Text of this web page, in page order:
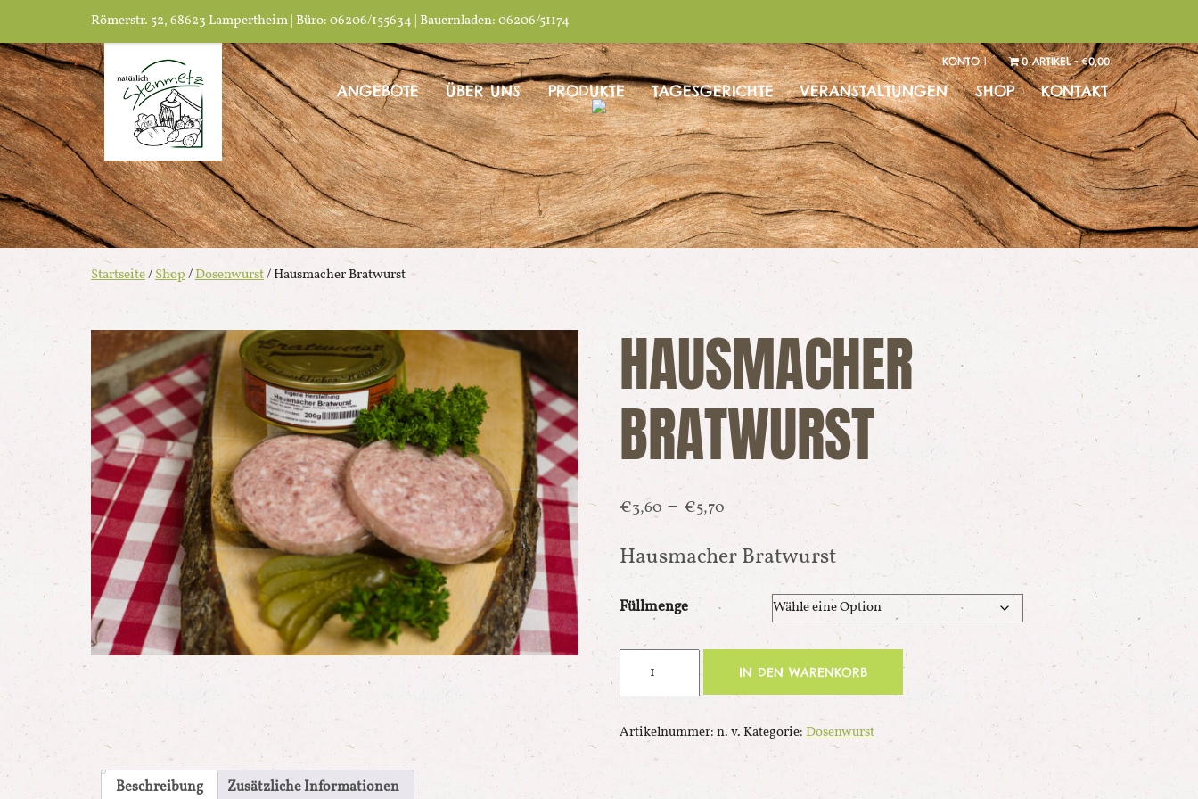
KONTO | 0 ARTIKEL €0,00
ANGEBOTE ÜBER UNS PRODUKTE TAGESGERICHTE VERANSTALTUNGEN SHOP KONTAKT
Startseite/Shop/Dosenwurst/ Hausmacher Bratwurst
HAUSMACHER
BRATWURST
€3,60 – €5,70
Hausmacher Bratwurst
Füllmenge
Bratwurst
Menge
IN DEN WARENKORB
Artikelnummer:n. v. Kategorie:Dosenwurst
Beschreibung Zusätzliche Informationen
Römerstr. 52, 68623 Lampertheim | Büro: 06206/155634 | Bauernladen: 06206/51174